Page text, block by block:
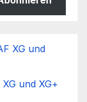
und XG+